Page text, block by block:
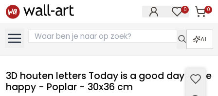
0 0
AI
3D houten letters Today is a good day to be
happy - Poplar - 30x36 cm